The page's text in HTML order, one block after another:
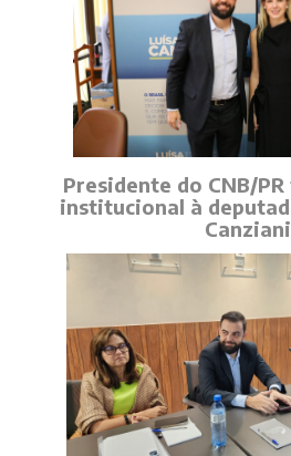
Presidente do CNB/
institucional à
Canziani